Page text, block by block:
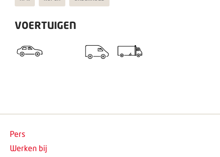
VOERTUIGEN
Pers
Werken bij